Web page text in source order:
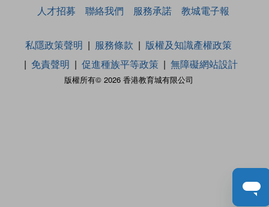
人才招募
聯絡我們 服務承諾 教城電子報
版權所有© 2026 香港教育城有限公司
私隱政策聲明 服務條款
版權及知識產權政策
免責聲明
促進種族平等政策 無障礙網站設計